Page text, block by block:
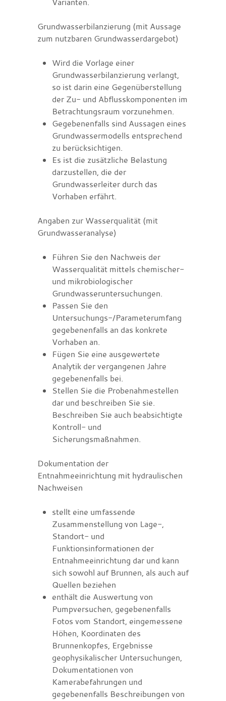
Grundwasserbilanzierung (mit Aussage
zum nutzbaren Grundwasserdargebot)
Wird die Vorlage einer
Grundwasserbilanzierung verlangt,
so ist darin eine Gegenüberstellung
der Zu- und Abflusskomponenten im
Betrachtungsraum vorzunehmen.
Gegebenenfalls sind Aussagen eines
Grundwassermodells entsprechend
zu berücksichtigen.
Es ist die zusätzliche Belastung
darzustellen, die der
Grundwasserleiter durch das
Vorhaben erfährt.
Angaben zur Wasserqualität (mit
Grundwasseranalyse)
Führen Sie den Nachweis der
Wasserqualität mittels chemischer-
und mikrobiologischer
Grundwasseruntersuchungen.
Passen Sie den
Untersuchungs-/Parameterumfang
gegebenenfalls an das konkrete
Vorhaben an.
Fügen Sie eine ausgewertete
Analytik der vergangenen Jahre
gegebenenfalls bei.
Stellen Sie die Probenahmestellen
dar und beschreiben Sie sie.
Beschreiben Sie auch beabsichtigte
Kontroll- und
Sicherungsmaßnahmen.
Dokumentation der
Entnahmeeinrichtung mit hydraulischen
Nachweisen
stellt eine umfassende
Zusammenstellung von Lage-,
Standort- und
Funktionsinformationen der
Entnahmeeinrichtung dar und kann
sich sowohl auf Brunnen, als auch auf
Quellen beziehen
enthält die Auswertung von
Pumpversuchen, gegebenenfalls
Fotos vom Standort, eingemessene
Höhen, Koordinaten des
Brunnenkopfes, Ergebnisse
geophysikalischer Untersuchungen,
Dokumentationen von
Kamerabefahrungen und
gegebenenfalls Beschreibungen von